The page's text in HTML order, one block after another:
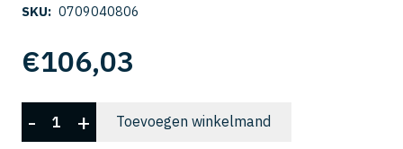
SKU: 0709040806
€106,03
CES
- + Toevoegen winkelmand